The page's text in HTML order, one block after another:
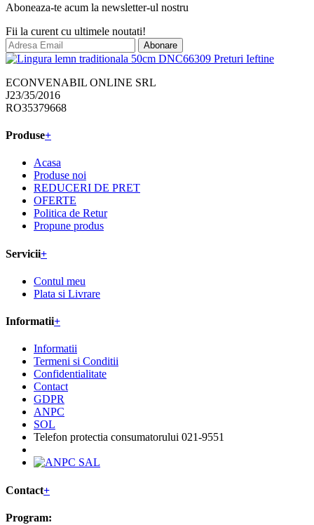
Aboneaza-te acum la newsletter-ul nostru
Fii la curent cu ultimele noutati!
Abonare
ECONVENABIL ONLINE SRL
J23/35/2016
RO35379668
Produse+
Acasa
Produse noi
REDUCERI DE PRET
OFERTE
Politica de Retur
Propune produs
Servicii+
Contul meu
Plata si Livrare
Informatii+
Informatii
Termeni si Conditii
Confidentialitate
Contact
GDPR
ANPC
SOL
Telefon protectia consumatorului 021-9551
Contact+
Program: